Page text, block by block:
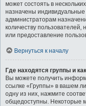
может состоять в
назначены индивидуальные
администраторам
количеству
или предоставление
Вернуться к началу
Где находятся группы и
Вы можете получить
ссылке «Группы» в вашем
одну из них, нажмите
общедоступны. Некоторые